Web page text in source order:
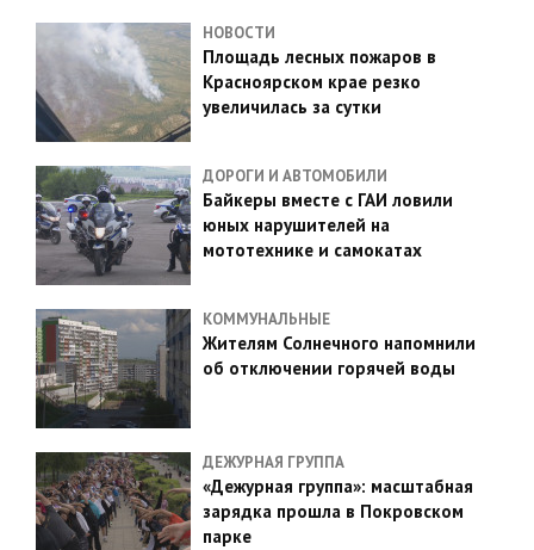
НОВОСТИ
Площадь лесных пожаров в
Красноярском крае резко
увеличилась за сутки
ДОРОГИ И АВТОМОБИЛИ
Байкеры вместе с ГАИ ловили
юных нарушителей на
мототехнике и самокатах
КОММУНАЛЬНЫЕ
Жителям Солнечного напомнили
об отключении горячей воды
ДЕЖУРНАЯ ГРУППА
«Дежурная группа»: масштабная
зарядка прошла в Покровском
парке